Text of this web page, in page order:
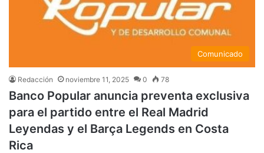
Comunicado
Redacción noviembre 11, 2025 0 78
Banco Popular anuncia preventa exclusiva
para el partido entre el Real Madrid
Leyendas y el Barça Legends en Costa
Rica